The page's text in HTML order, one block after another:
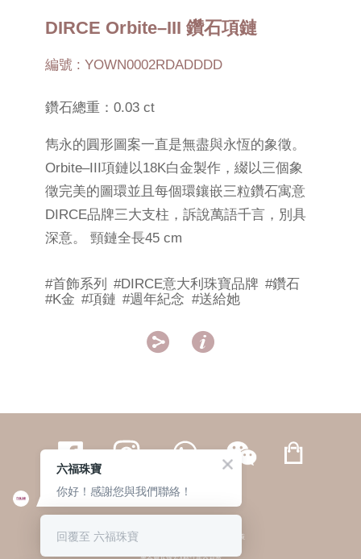
DIRCE Orbite–III 鑽石項鏈
編號 : YOWN0002RDADDDD
鑽石總重：0.03 ct
雋永的圓形圖案一直是無盡與永恆的象徵。
Orbite–III項鏈以18K白金製作，綴以三個象
徵完美的圖環並且每個環鑲嵌三粒鑽石寓意
DIRCE品牌三大支柱，訴說萬語千言，別具
深意。 頸鏈全長45 cm
#首飾系列 #DIRCE意大利珠寶品牌 #鑽石
#K金 #項鏈 #週年紀念 #送給她
 
繁體 | 簡体
© 六福集團 版權所有 不得轉載 私隱政策
六福珠寶
你好！感謝您與我們聯絡！
回覆至 六福珠寶